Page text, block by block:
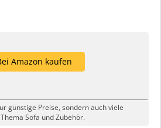
Amazon kaufen
günstige Preise, sondern auch viele
Sofa und Zubehör.